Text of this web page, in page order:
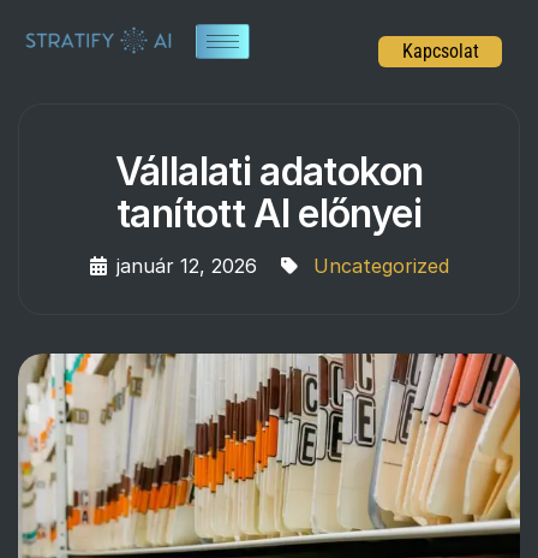
Kapcsolat
Vállalati adatokon
tanított AI előnyei
január 12, 2026 Uncategorized